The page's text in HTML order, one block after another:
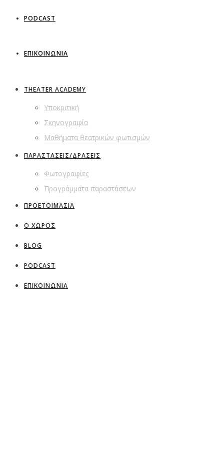
PODCAST
ΕΠΙΚΟΙΝΩΝΙΑ
THEATER ACADEMY
Υποκριτική
Σκηνογραφία
Μαθήματα θεατρικών φωτισμών
ΠΑΡΑΣΤΑΣΕΙΣ/ΔΡΑΣΕΙΣ
Φωτογραφίες
Προγράμματα παραστάσεων
ΠΡΟΕΤΟΙΜΑΣΙΑ
Ο ΧΩΡΟΣ
BLOG
PODCAST
ΕΠΙΚΟΙΝΩΝΙΑ